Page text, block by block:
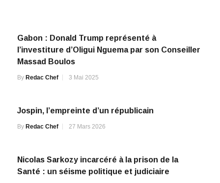
Gabon : Donald Trump représenté à
l’investiture d’Oligui Nguema par son Conseiller
Massad Boulos
By Redac Chef 3 Mai 2025
Jospin, l’empreinte d’un républicain
By Redac Chef 27 Mars 2026
Nicolas Sarkozy incarcéré à la prison de la
Santé : un séisme politique et judiciaire